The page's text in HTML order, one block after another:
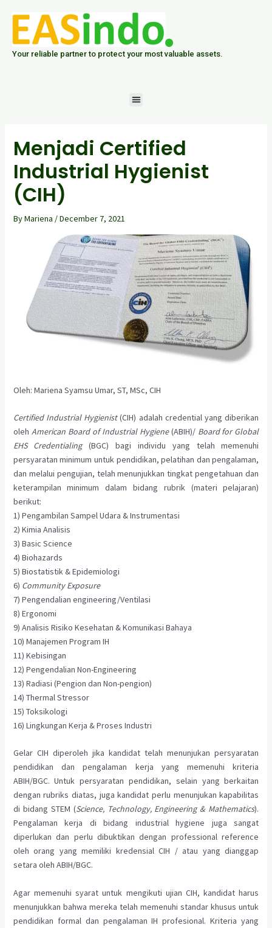
content
Your reliable partner to protect your most valuable assets.
Menu
Menjadi Certified
Industrial Hygienist
(CIH)
ByMariena /December 7, 2021
Oleh: Mariena Syamsu Umar, ST, MSc, CIH
Certified Industrial Hygienist(CIH) adalah credential yang diberikan
oleh American Board of Industrial Hygiene(ABIH)/ Board for Global
EHS Credentialing(BGC) bagi individu yang telah memenuhi
persyaratan minimum untuk pendidikan, pelatihan dan pengalaman,
dan melalui pengujian, telah menunjukkan tingkat pengetahuan dan
keterampilan minimum dalam bidang rubrik (materi pelajaran)
berikut:
1) Pengambilan Sampel Udara & Instrumentasi
2) Kimia Analisis
3) Basic Science
4) Biohazards
5) Biostatistik & Epidemiologi
6) Community Exposure
7) Pengendalian engineering/Ventilasi
8) Ergonomi
9) Analisis Risiko Kesehatan & Komunikasi Bahaya
10) Manajemen Program IH
11) Kebisingan
12) Pengendalian Non-Engineering
13) Radiasi (Pengion dan Non-pengion)
14) Thermal Stressor
15) Toksikologi
16) Lingkungan Kerja & Proses Industri
Gelar CIH diperoleh jika kandidat telah menunjukan persyaratan
pendidikan dan pengalaman kerja yang memenuhi kriteria
ABIH/BGC. Untuk persyaratan pendidikan, selain yang berkaitan
dengan rubriks diatas, juga kandidat perlu menunjukan kapabilitas
di bidang STEM (Science, Technology, Engineering & Mathematics).
Pengalaman kerja di bidang industrial hygiene juga sangat
diperlukan dan perlu dibuktikan dengan professional reference
oleh orang yang memiliki kredensial CIH / atau yang dianggap
setara oleh ABIH/BGC.
Agar memenuhi syarat untuk mengikuti ujian CIH, kandidat harus
menunjukkan bahwa mereka telah memenuhi standar khusus untuk
pendidikan formal dan pengalaman IH profesional. Kriteria yang
navigation